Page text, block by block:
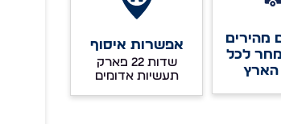
מהירים
לכל
הארץ
אפשרות איסוף
שדות 22 פארק
תעשיות אדומים